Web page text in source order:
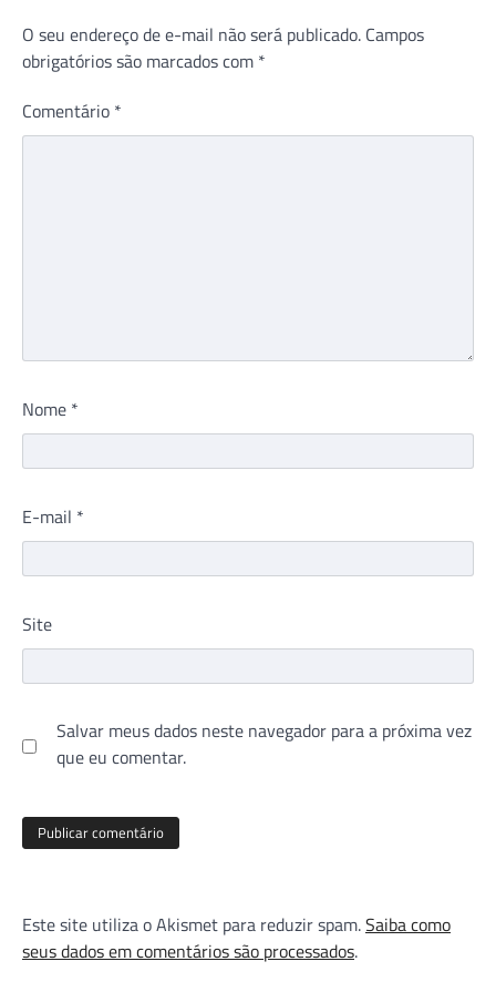
O seu endereço de e-mail não será publicado. Campos
obrigatórios são marcados com *
Comentário *
Nome *
E-mail *
Site
Salvar meus dados neste navegador para a próxima vez
que eu comentar.
Este site utiliza o Akismet para reduzir spam.Saiba como
seus dados em comentários são processados.